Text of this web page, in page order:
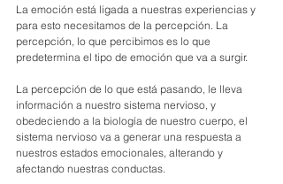
La emoción está ligada a nuestras experiencias y
para esto necesitamos de la percepción. La
percepción, lo que percibimos es lo que
predetermina el tipo de emoción que va a surgir.
La percepción de lo que está pasando, le lleva
información a nuestro sistema nervioso, y
obedeciendo a la biología de nuestro cuerpo, el
sistema nervioso va a generar una respuesta a
nuestros estados emocionales, alterando y
afectando nuestras conductas.